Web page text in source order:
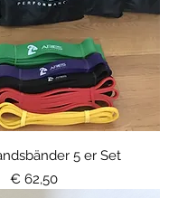
5 er Set
Preis
€ 62,50